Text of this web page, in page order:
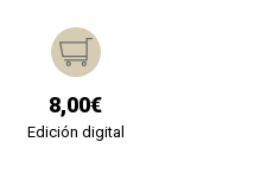
8,00€
Edición digital